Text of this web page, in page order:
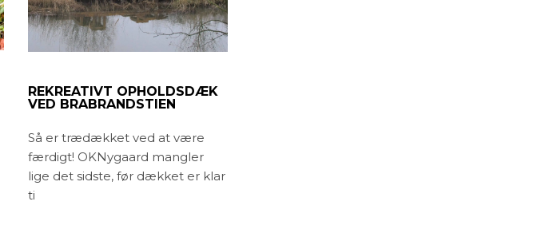
REKREATIVT OPHOLDSDÆK
VED BRABRANDSTIEN
Så er trædækket ved at være
færdigt! OKNygaard mangler
lige det sidste, før dækket er klar
ti